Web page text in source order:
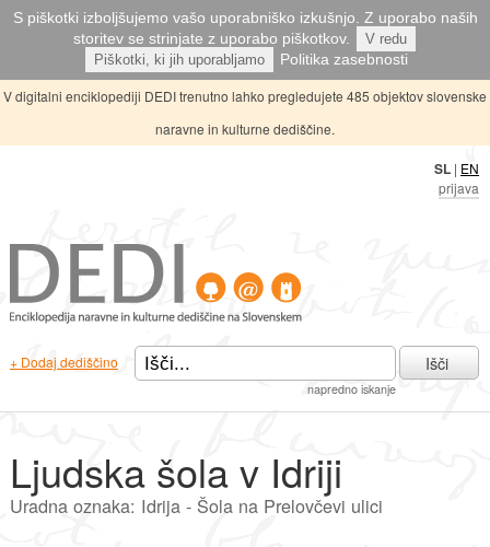
S piškotki izboljšujemo vašo uporabniško izkušnjo. Z uporabo naših
storitev se strinjate z uporabo piškotkov.
V redu
Piškotki, ki jih uporabljamo
Politika zasebnosti
V digitalni enciklopediji DEDI trenutno lahko pregledujete 485 objektov slovenske
naravne in kulturne dediščine.
SL | EN
prijava
+ Dodaj dediščino
napredno iskanje
Išči
Ljudska šola v Idriji
Uradna oznaka: Idrija - Šola na Prelovčevi ulici